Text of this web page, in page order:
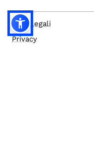
Note legali
Privacy